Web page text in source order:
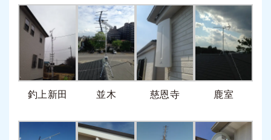
釣上新田 並木 慈恩寺 鹿室